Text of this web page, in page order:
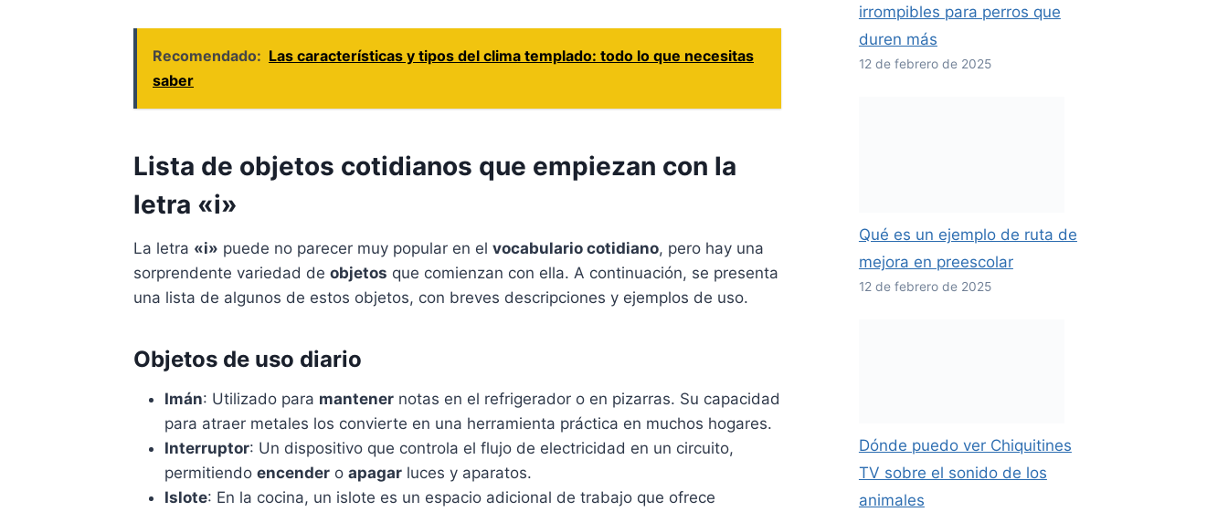
Recomendado: Las características y tipos del clima templado: todo lo que necesitas
saber
Lista de objetos cotidianos que empiezan con la
letra «i»
La letra «i» puede no parecer muy popular en el vocabulario cotidiano, pero hay una
sorprendente variedad de objetos que comienzan con ella. A continuación, se presenta
una lista de algunos de estos objetos, con breves descripciones y ejemplos de uso.
Objetos de uso diario
Imán: Utilizado para mantener notas en el refrigerador o en pizarras. Su capacidad
para atraer metales los convierte en una herramienta práctica en muchos hogares.
Interruptor: Un dispositivo que controla el flujo de electricidad en un circuito,
permitiendo encender o apagar luces y aparatos.
Islote: En la cocina, un islote es un espacio adicional de trabajo que ofrece
irrompibles para perros que
duren más
12 de febrero de 2025
Qué es un ejemplo de ruta de
mejora en preescolar
12 de febrero de 2025
Dónde puedo ver Chiquitines
TV sobre el sonido de los
animales